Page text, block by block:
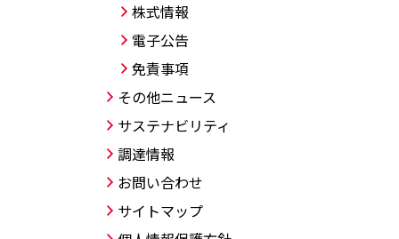
株式情報
電子公告
免責事項
その他ニュース
サステナビリティ
調達情報
お問い合わせ
サイトマップ